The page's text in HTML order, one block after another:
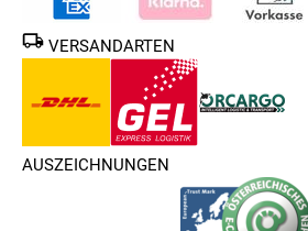
VERSANDARTEN
AUSZEICHNUNGEN